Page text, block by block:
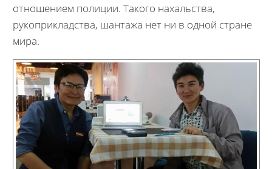
отношением полиции. Такого нахальства,
рукоприкладства, шантажа нет ни в одной стране
мира.